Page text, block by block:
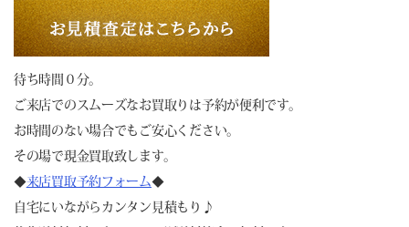
待ち時間０分。
ご来店でのスムーズなお買取りは予約が便利です。
お時間のない場合でもご安心ください。
その場で現金買取致します。
◆来店買取予約フォーム◆
自宅にいながらカンタン見積もり♪